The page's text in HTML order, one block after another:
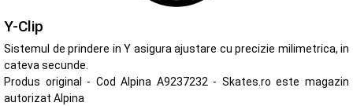
Y-Clip
Sistemul de prindere in Y asigura ajustare cu precizie milimetrica, in
cateva secunde.
Produs original - Cod Alpina A9237232 - Skates.ro este magazin
autorizat Alpina